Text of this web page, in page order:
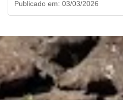
Publicado em: 03/03/2026